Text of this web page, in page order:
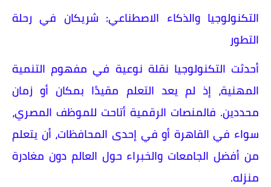
التكنولوجيا والذكاء الاصطناعي: شريكان في رحلة
التطور
أحدثت التكنولوجيا نقلة نوعية في مفهوم التنمية
المهنية، إذ لم يعد التعلم مقيدًا بمكان أو زمان
محددين. فالمنصات الرقمية أتاحت للموظف المصري،
سواء في القاهرة أو في إحدى المحافظات، أن يتعلم
من أفضل الجامعات والخبراء حول العالم دون مغادرة
منزله.